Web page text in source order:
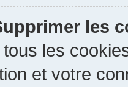
les
les
et votre